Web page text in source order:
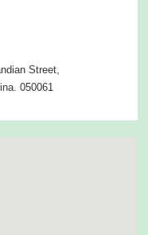
Street,
050061